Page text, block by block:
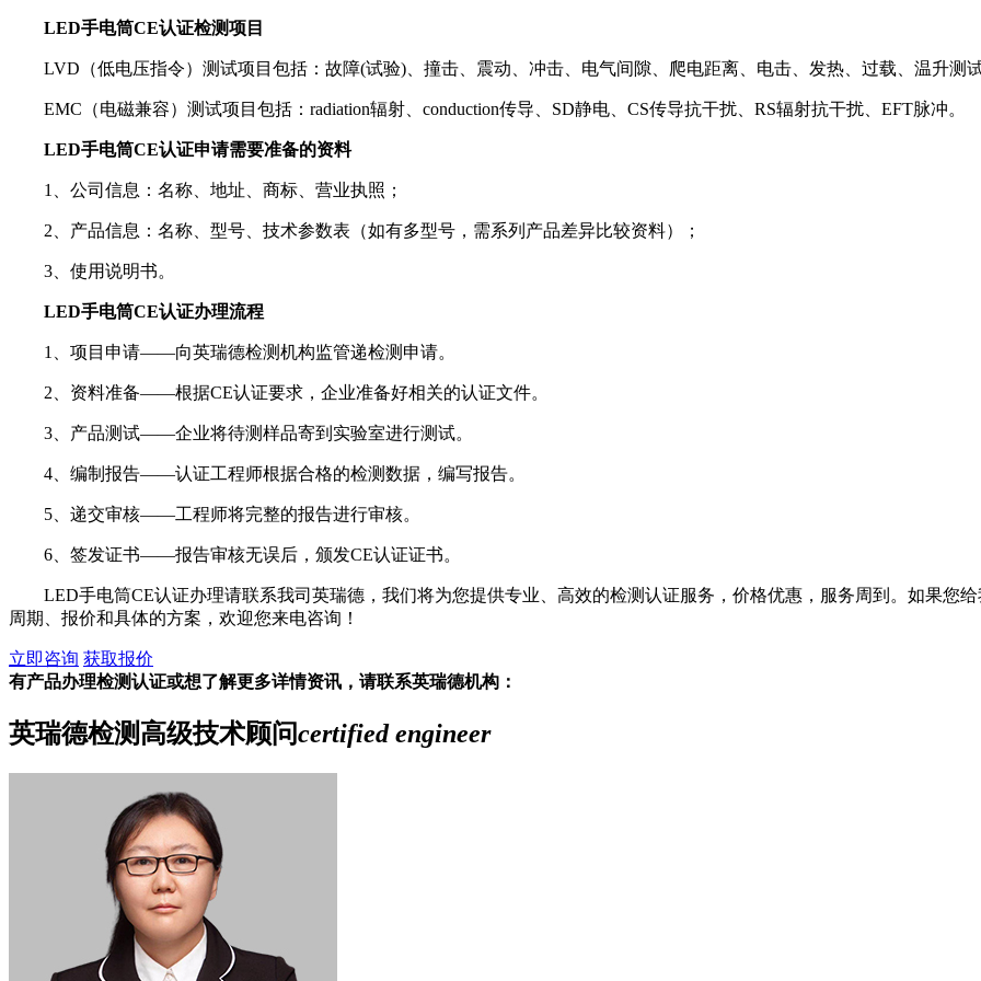
LED手电筒CE认证检测项目
LVD（低电压指令）测试项目包括：故障(试验)、撞击、震动、冲击、电气间隙、爬电距离、电击、发热、过载、温升测
EMC（电磁兼容）测试项目包括：radiation辐射、conduction传导、SD静电、CS传导抗干扰、RS辐射抗干扰、EFT脉冲。
LED手电筒CE认证申请需要准备的资料
1、公司信息：名称、地址、商标、营业执照；
2、产品信息：名称、型号、技术参数表（如有多型号，需系列产品差异比较资料）；
3、使用说明书。
LED手电筒CE认证办理流程
1、项目申请——向英瑞德检测机构监管递检测申请。
2、资料准备——根据CE认证要求，企业准备好相关的认证文件。
3、产品测试——企业将待测样品寄到实验室进行测试。
4、编制报告——认证工程师根据合格的检测数据，编写报告。
5、递交审核——工程师将完整的报告进行审核。
6、签发证书——报告审核无误后，颁发CE认证证书。
LED手电筒CE认证办理请联系我司英瑞德，我们将为您提供专业、高效的检测认证服务，价格优惠，服务周到。如果您
周期、报价和具体的方案，欢迎您来电咨询！
立即咨询 获取报价
有产品办理检测认证或想了解更多详情资讯，请联系英瑞德机构：
英瑞德检测高级技术顾问certified engineer